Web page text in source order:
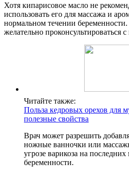
Хотя кипарисовое масло не
использовать его для массажа и
нормальном течении
желательно проконсультироваться
Читайте также:
Польза кедровых орехов для
полезные свойства
Врач может разрешить
ножные ванночки или
угрозе варикоза на последних
беременности.